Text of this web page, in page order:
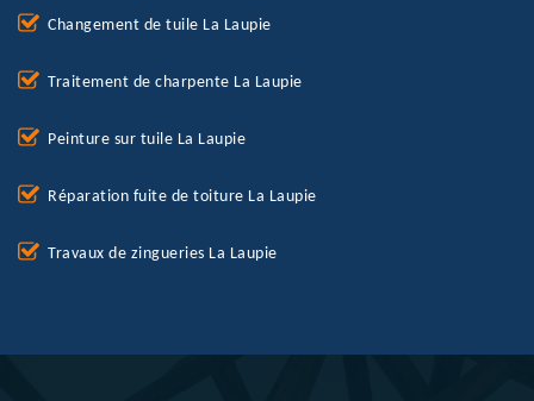
Changement de tuile La Laupie
Traitement de charpente La Laupie
Peinture sur tuile La Laupie
Réparation fuite de toiture La Laupie
Travaux de zingueries La Laupie